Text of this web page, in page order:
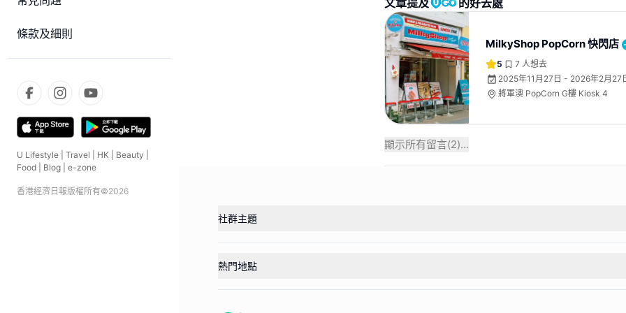
條款及細則
U Lifestyle Travel HK Beauty
Food
Blog e-zone
香港經濟日報版權所有©2026
文章提及 的好去處
MilkyShop PopCorn 快閃店
5 7 人想去
2025年11月27日 - 2026年2月27
將軍澳 PopCorn G樓 Kiosk 4
顯示所有留言(2)...
社群主題
熱門地點